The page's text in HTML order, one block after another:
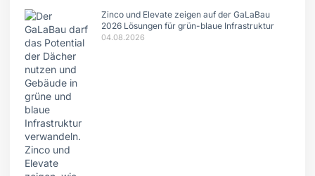
Zinco und Elevate zeigen auf der GaLaBau
2026 Lösungen für grün-blaue Infrastruktur
04.08.2026